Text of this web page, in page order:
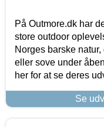
På Outmore.dk har
store outdoor
Norges barske
eller sove under
her for at se deres
Se